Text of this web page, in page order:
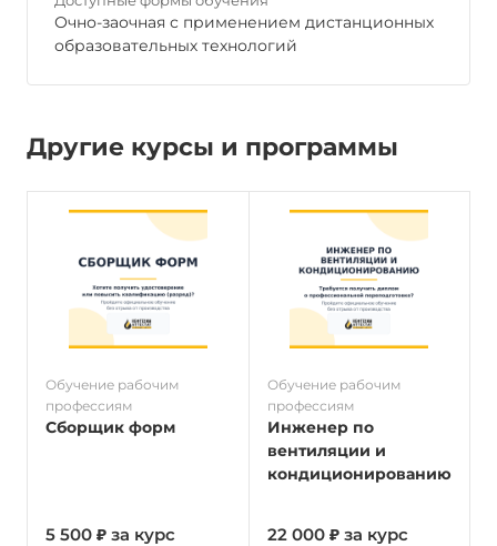
Очно-заочная с применением дистанционных
образовательных технологий
Другие курсы и программы
Обучение рабочим
профессиям
Сборщик форм
5 500 ₽ за курс
Обучение рабочим
профессиям
Инженер по
вентиляции и
кондиционированию
22 000 ₽ за курс